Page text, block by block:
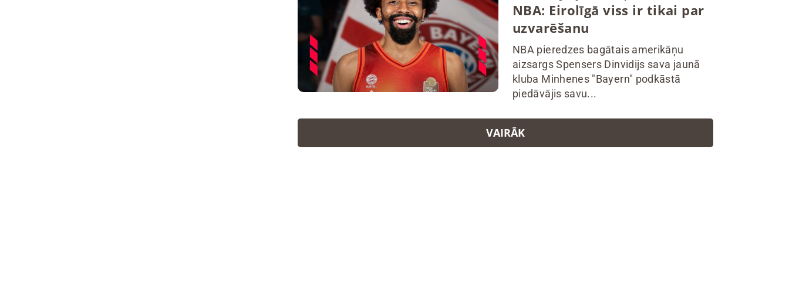
NBA: Eirolīgā viss ir tikai par
uzvarēšanu
NBA pieredzes bagātais amerikāņu
aizsargs Spensers Dinvidijs sava jaunā
kluba Minhenes "Bayern" podkāstā
piedāvājis savu...
VAIRĀK